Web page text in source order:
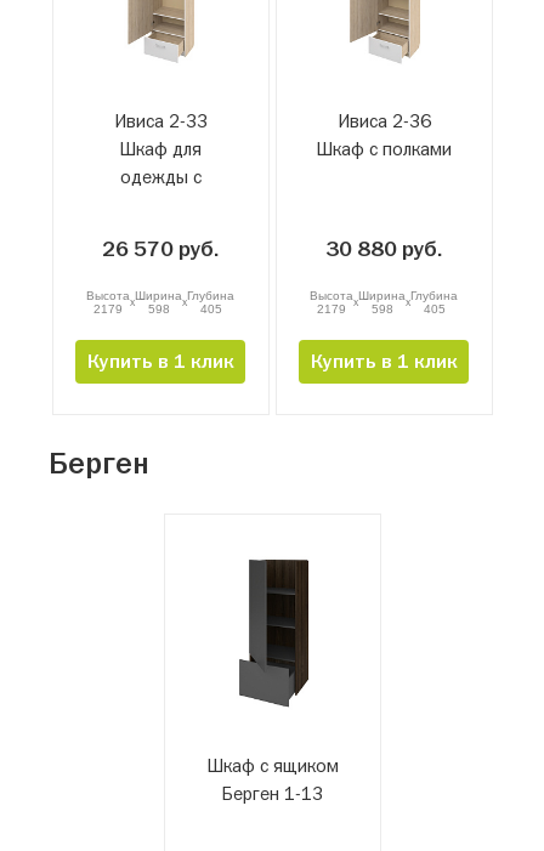
Ивиса 2-33
Шкаф для
одежды с
26 570 руб.
Высота
2179
xШирина
598
xГлубина
405
Купить в 1 клик
Ивиса 2-36
Шкаф с полками
30 880 руб.
Высота
2179
xШирина
598
xГлубина
405
Купить в 1 клик
Берген
Шкаф с ящиком
Берген 1-13